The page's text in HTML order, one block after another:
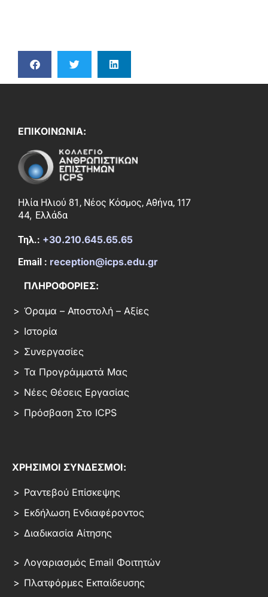
ΕΠΙΚΟΙΝΩΝΙΑ:
Ηλία Ηλιού 81, Νέος Κόσμος, Αθήνα, 117
44, Ελλάδα
Τηλ.: +30.210.645.65.65
Email : reception@icps.edu.gr
ΠΛΗΡΟΦΟΡΙΕΣ:
Όραμα – Αποστολή – Αξίες
Ιστορία
Συνεργασίες
Τα Προγράμματά Μας
Νέες Θέσεις Εργασίας
Πρόσβαση Στο ICPS
ΧΡΗΣΙΜΟΙ ΣΥΝΔΕΣΜΟΙ:
Ραντεβού Επίσκεψης
Εκδήλωση Ενδιαφέροντος
Διαδικασία Αίτησης
Λογαριασμός Email Φοιτητών
Πλατφόρμες Εκπαίδευσης